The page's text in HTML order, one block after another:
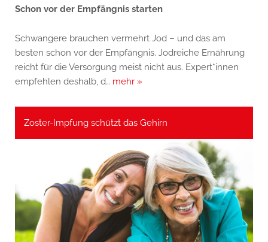
Schon vor der Empfängnis starten
Schwangere brauchen vermehrt Jod – und das am
besten schon vor der Empfängnis. Jodreiche Ernährung
reicht für die Versorgung meist nicht aus. Expert*innen
empfehlen deshalb, d… mehr »
Zoster-Impfung schützt das Gehirn